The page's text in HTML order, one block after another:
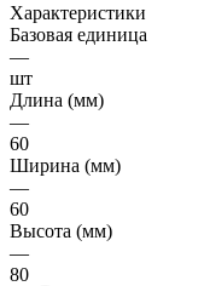
Характеристики
Базовая единица
—
шт
Длина (мм)
—
60
Ширина (мм)
—
60
Высота (мм)
—
80